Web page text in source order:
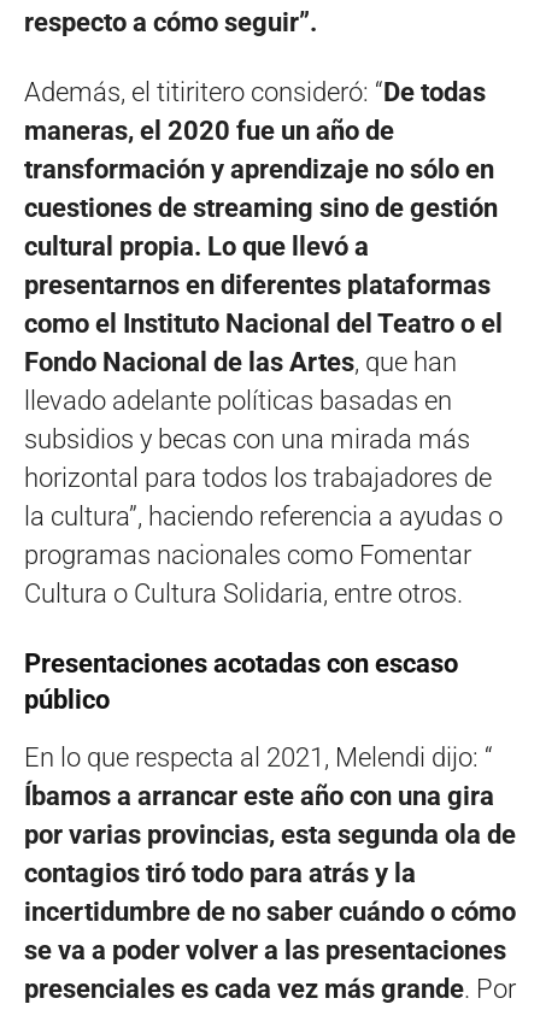
respecto a cómo seguir”.
Además, el titiritero consideró: “De todas
maneras, el 2020 fue un año de
transformación y aprendizaje no sólo en
cuestiones de streaming sino de gestión
cultural propia. Lo que llevó a
presentarnos en diferentes plataformas
como el Instituto Nacional del Teatro o el
Fondo Nacional de las Artes, que han
llevado adelante políticas basadas en
subsidios y becas con una mirada más
horizontal para todos los trabajadores de
la cultura”, haciendo referencia a ayudas o
programas nacionales como Fomentar
Cultura o Cultura Solidaria, entre otros.
Presentaciones acotadas con escaso
público
En lo que respecta al 2021, Melendi dijo: “
Íbamos a arrancar este año con una gira
por varias provincias, esta segunda ola de
contagios tiró todo para atrás y la
incertidumbre de no saber cuándo o cómo
se va a poder volver a las presentaciones
presenciales es cada vez más grande. Por